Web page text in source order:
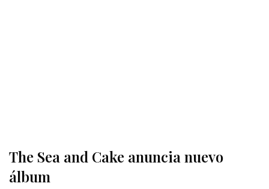
The Sea and Cake anuncia nuevo
álbum